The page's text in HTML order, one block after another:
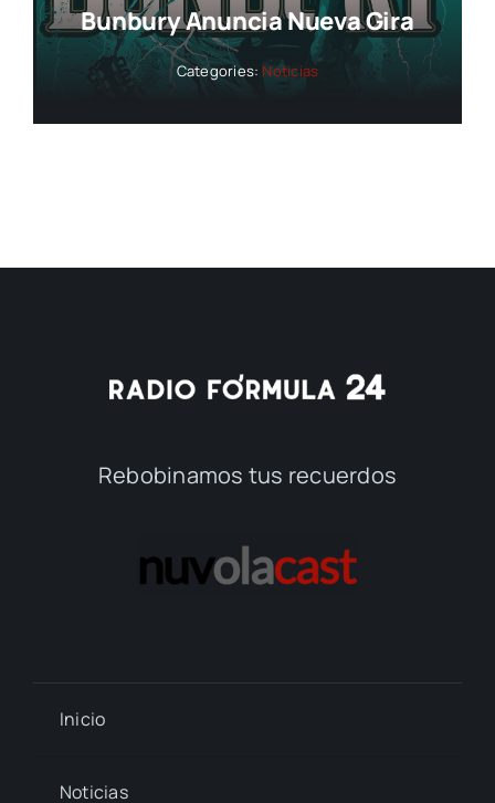
Bunbury Anuncia Nueva Gira
Categories: Noticias
Rebobinamos tus recuerdos
Inicio
Noticias